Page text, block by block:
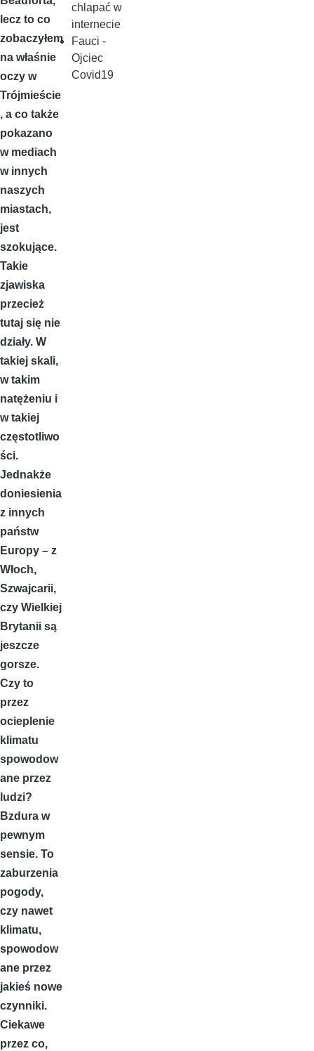
lecz to co
zobaczyłem
na właśnie
oczy w
Trójmieście
, a co także
pokazano
w mediach
w innych
naszych
miastach,
jest
szokujące.
Takie
zjawiska
przecież
tutaj się nie
działy. W
takiej skali,
w takim
natężeniu i
w takiej
częstotliwo
ści.
Jednakże
doniesienia
z innych
państw
Europy – z
Włoch,
Szwajcarii,
czy Wielkiej
Brytanii są
jeszcze
gorsze.
Czy to
przez
ocieplenie
klimatu
spowodow
ane przez
ludzi?
Bzdura w
pewnym
sensie. To
zaburzenia
pogody,
czy nawet
klimatu,
spowodow
ane przez
jakieś nowe
czynniki.
Ciekawe
przez co,
chlapać w
internecie
Fauci -
Ojciec
Covid19